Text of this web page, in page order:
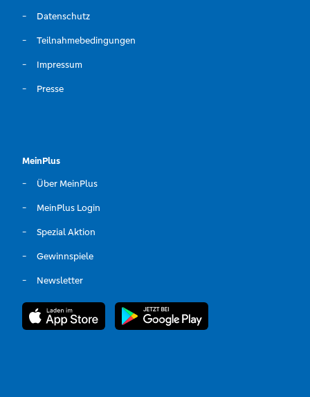
Datenschutz
Teilnahmebedingungen
Impressum
Presse
MeinPlus
Über MeinPlus
MeinPlus Login
Spezial Aktion
Gewinnspiele
Newsletter